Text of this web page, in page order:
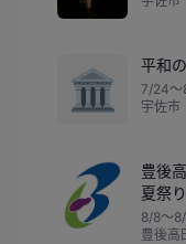
🏛️
平和
7/24〜
宇佐市
豊後
夏祭り
8/8〜
豊後高